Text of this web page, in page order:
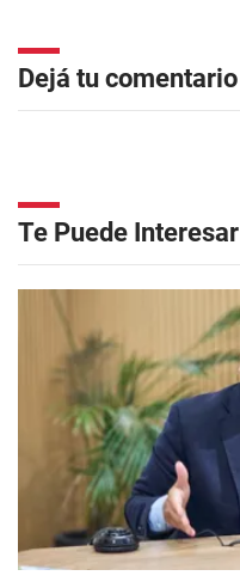
Dejá tu comentario
Te Puede Interesar